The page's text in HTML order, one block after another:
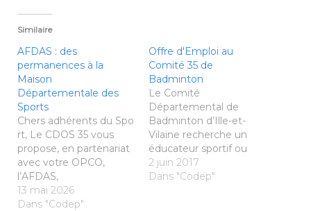
Similaire
AFDAS : des
permanences à la
Maison
Départementale des
Sports
Chers adhérents du Spo
rt, Le CDOS 35 vous
propose, en partenariat
avec votre OPCO,
l’AFDAS,
des permanences
individuelles organisées
13 mai 2026
Dans "Codep"
Offre d'Emploi au
Comité 35 de
Badminton
Le Comité
Départemental de
Badminton d’Ille-et-
Vilaine recherche un
éducateur sportif ou
une éducatrice sportive
badminton pour des
2 juin 2017
Dans "Codep"